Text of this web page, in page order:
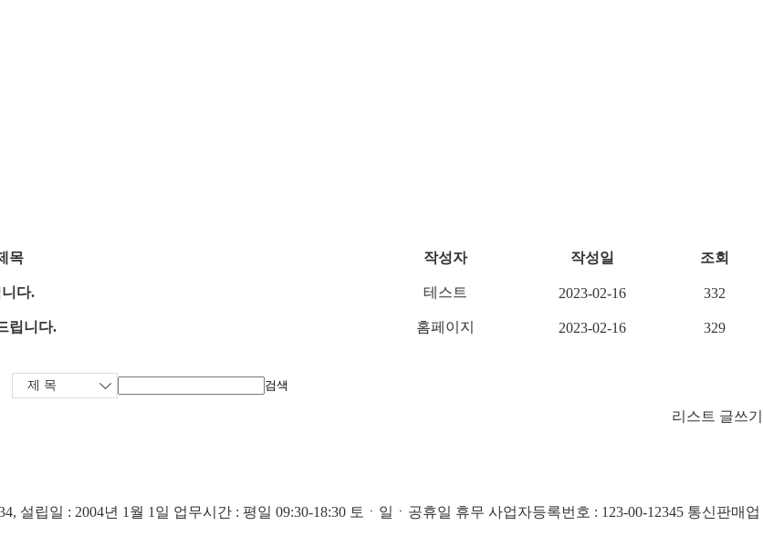
목 작성자 작성일 조회
다. 테스트 2023-02-16 332
립니다. 홈페이지 2023-02-16
329
검색
리스트 글쓰기
설립일 : 2004년 1월 1일 업무시간 : 평일 09:30-18:30 토ㆍ일ㆍ공휴일 휴무 사업자등록번호 : 123-00-12345 통신판매업